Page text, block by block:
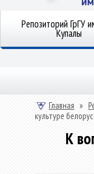
Репозиторий ГрГУ
Купалы
Главная »
культуре
К